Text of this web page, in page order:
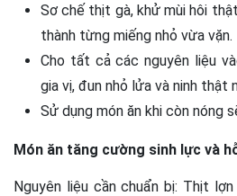
Sơ chế thịt gà, khử mùi hôi
thành từng miếng nhỏ vừa vặn.
Cho tất cả các nguyên liệu
gia vị, đun nhỏ lửa và ninh thật
Sử dụng món ăn khi còn nóng
Món ăn tăng cường sinh lực và
Nguyên liệu cần chuẩn bị: Thịt